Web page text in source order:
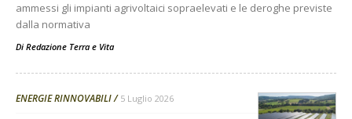
ammessi gli impianti agrivoltaici sopraelevati e le deroghe previste
dalla normativa
Di Redazione Terra e Vita
ENERGIE RINNOVABILI 5 Luglio 2026